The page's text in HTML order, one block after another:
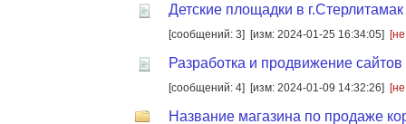
Детские площадки в
[сообщений: 3] [изм: 2024-01-25 16:34:05]
Разработка и продвижение сайтов
[сообщений: 4] [изм: 2024-01-09 14:32:26]
Название магазина по продаже